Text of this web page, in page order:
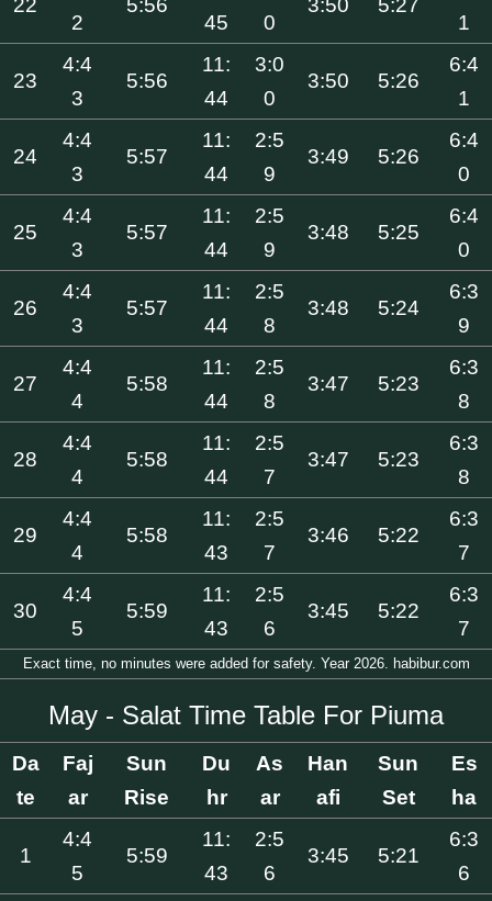
22
2
5:56
45
0
3:50 5:27
1
23
4:4
3
5:56
11:
44
3:0
0
3:50 5:26
6:4
1
24
4:4
3
5:57
11:
44
2:5
9
3:49 5:26
6:4
0
25
4:4
3
5:57
11:
44
2:5
9
3:48 5:25
6:4
0
26
4:4
3
5:57
11:
44
2:5
8
3:48 5:24
6:3
9
27
4:4
4
5:58
11:
44
2:5
8
3:47 5:23
6:3
8
28
4:4
4
5:58
11:
44
2:5
7
3:47 5:23
6:3
8
29
4:4
4
5:58
11:
43
2:5
7
3:46 5:22
6:3
7
30
4:4
5
5:59
11:
43
2:5
6
3:45 5:22
6:3
7
Exact time, no minutes were added for safety. Year 2026. habibur.com
May - Salat Time Table For Piuma
Da
te
Faj
ar
Sun
Rise
Du
hr
As
ar
Han
afi
Sun
Set
Es
ha
1
4:4
5
5:59
11:
43
2:5
6
3:45 5:21
6:3
6